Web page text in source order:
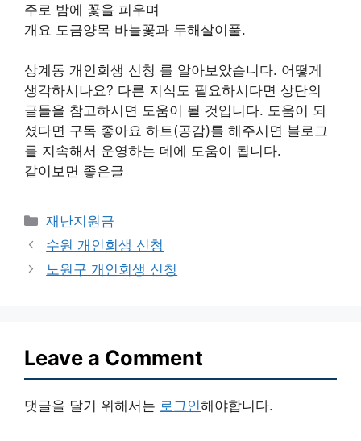
주로 밤에 꽃을 피우며
개요 도금양목 바늘꽃과 두해살이풀.
상계동 개인회생 신청 를 알아보았습니다. 어떻게
생각하시나요? 다른 지식도 필요하시다면 상단의
글들을 참고하시면 도움이 될 것입니다. 도움이 되
셨다면 구독 좋아요 하트(공감)를 해주시면 블로그
를 지속해서 운영하는 데에 도움이 됩니다.
같이보면 좋은글
Categories
재난지원금
수원 개인회생 신청
노원구 개인회생 신청
Leave a Comment
댓글을 달기 위해서는 로그인해야합니다.